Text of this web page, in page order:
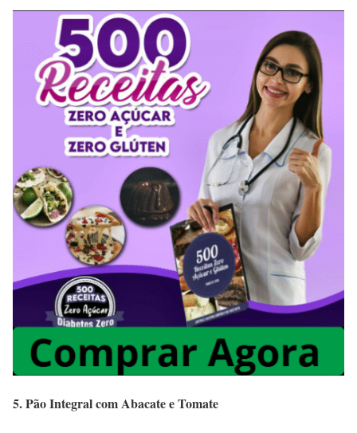
5.Pão Integral com Abacate e Tomate